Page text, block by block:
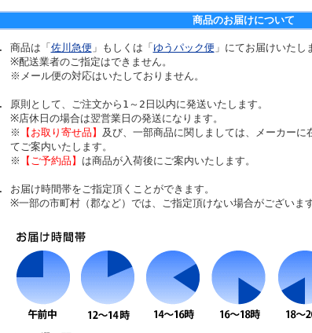
商品のお届けについて
商品は「 佐川急便 」もしくは「 ゆうパック便 」にてお届けいたし
※配送業者のご指定はできません。
※メール便の対応はいたしておりません。
原則として、ご注文から1～2日以内に発送いたします。
※店休日の場合は翌営業日の発送になります。
※ 【お取り寄せ品】 及び、一部商品に関しましては、メーカー
てご案内いたします。
※ 【ご予約品】 は商品が入荷後にご案内いたします。
お届け時間帯をご指定頂くことができます。
※一部の市町村（郡など）では、ご指定頂けない場合がございます